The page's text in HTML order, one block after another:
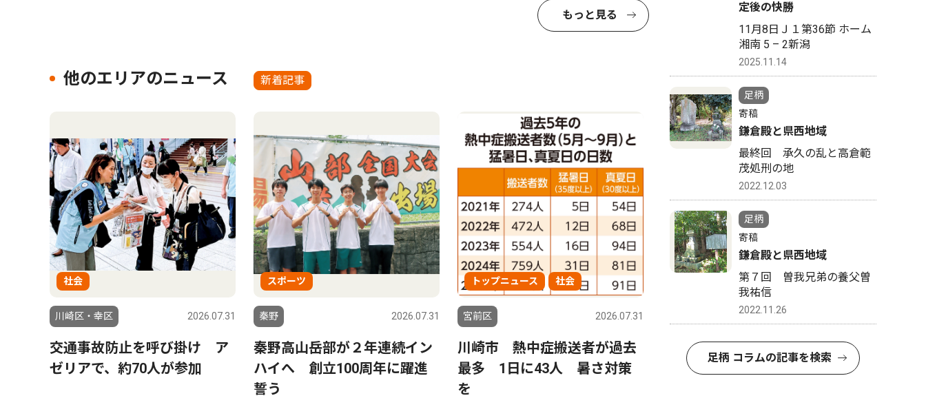
もっと見る
他のエリアのニュース 新着記事
社会
川崎区・幸区 2026.07.31
交通事故防止を呼び掛け ア
ゼリアで、約70人が参加
スポーツ
秦野 2026.07.31
秦野高山岳部が２年連続イン
ハイへ 創立100周年に躍進
誓う
トップニュース 社会
宮前区 2026.07.31
川崎市 熱中症搬送者が過去
最多 1日に43人 暑さ対策
を
定後の快勝
11月8日Ｊ１第36節 ホーム
湘南 5 – 2新潟
2025.11.14
足柄
寄稿
鎌倉殿と県西地域
最終回 承久の乱と高倉範
茂処刑の地
2022.12.03
足柄
寄稿
鎌倉殿と県西地域
第７回 曽我兄弟の養父曽
我祐信
2022.11.26
足柄 コラムの記事を検索